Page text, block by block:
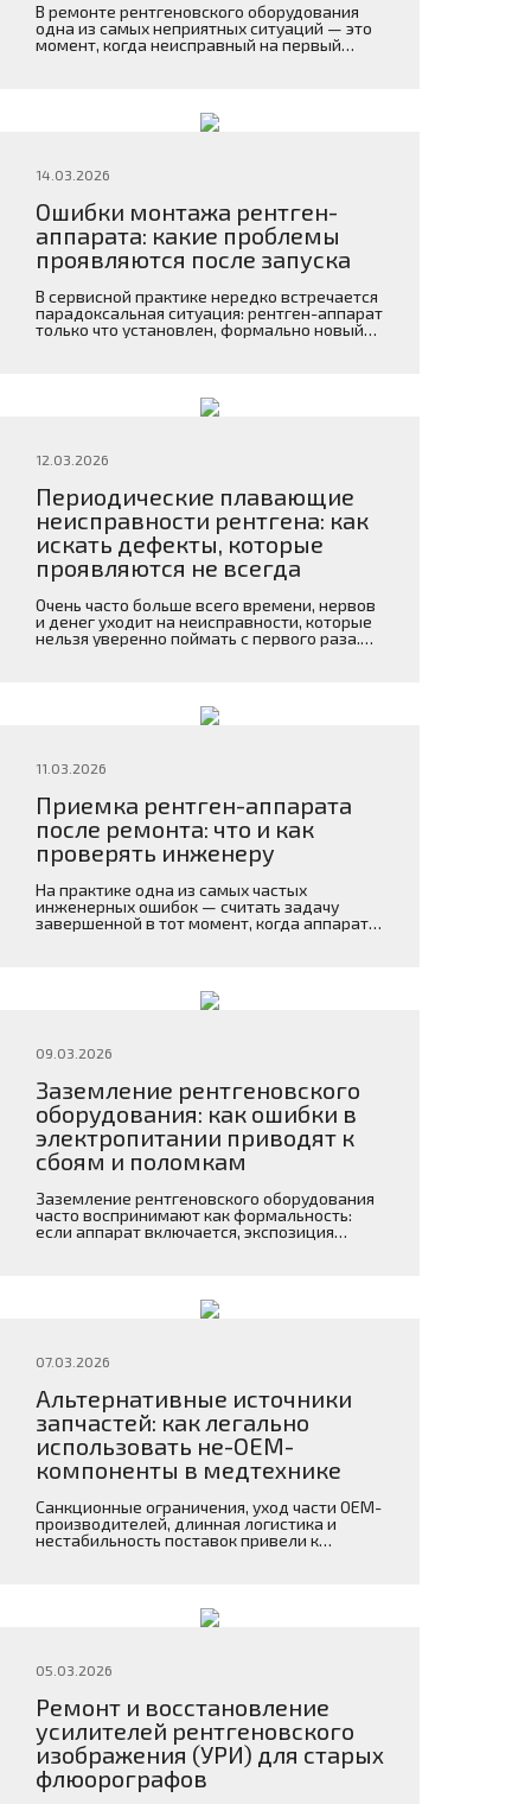
В ремонте рентгеновского оборудования
одна из самых неприятных ситуаций — это
момент, когда неисправный на первый
14.03.2026
Ошибки монтажа рентген-
аппарата: какие проблемы
проявляются после запуска
В сервисной практике нередко встречается
парадоксальная ситуация: рентген-аппарат
только что установлен, формально новый
ошибки запуска, пропадает связь с
детектором, возникают артефакты
будто бы работает, но не так, как должно. В
12.03.2026
Периодические плавающие
неисправности рентгена: как
искать дефекты, которые
проявляются не всегда
Очень часто больше всего времени, нервов
и денег уходит на неисправности, которые
нельзя уверенно поймать с первого раза.
11.03.2026
Приемка рентген-аппарата
после ремонта: что и как
проверять инженеру
На практике одна из самых частых
инженерных ошибок — считать задачу
завершенной в тот момент, когда аппарат
09.03.2026
Заземление рентгеновского
оборудования: как ошибки в
электропитании приводят к
сбоям и поломкам
Заземление рентгеновского оборудования
часто воспринимают как формальность:
если аппарат включается, экспозиция
07.03.2026
Альтернативные источники
запчастей: как легально
использовать не-OEM-
компоненты в медтехнике
Санкционные ограничения, уход части OEM-
производителей, длинная логистика и
нестабильность поставок привели к
отсутствия оригинальной запчасти или из-
05.03.2026
Ремонт и восстановление
усилителей рентгеновского
изображения (УРИ) для старых
флюорографов